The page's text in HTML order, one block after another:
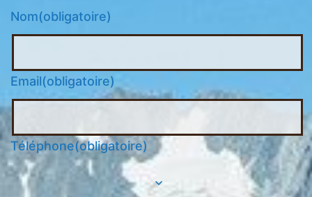
Nom(obligatoire)
Email(obligatoire)
Téléphone(obligatoire)